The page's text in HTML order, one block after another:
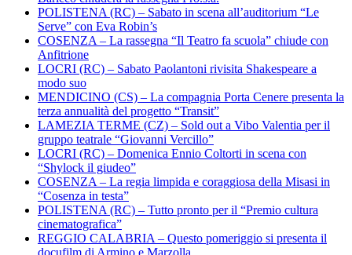
POLISTENA (RC) – Sabato in scena all’auditorium “Le
Serve” con Eva Robin’s
COSENZA – La rassegna “Il Teatro fa scuola” chiude con
Anfitrione
LOCRI (RC) – Sabato Paolantoni rivisita Shakespeare a
modo suo
MENDICINO (CS) – La compagnia Porta Cenere presenta la
terza annualità del progetto “Transit”
LAMEZIA TERME (CZ) – Sold out a Vibo Valentia per il
gruppo teatrale “Giovanni Vercillo”
LOCRI (RC) – Domenica Ennio Coltorti in scena con
“Shylock il giudeo”
COSENZA – La regia limpida e coraggiosa della Misasi in
“Cosenza in testa”
POLISTENA (RC) – Tutto pronto per il “Premio cultura
cinematografica”
REGGIO CALABRIA – Questo pomeriggio si presenta il